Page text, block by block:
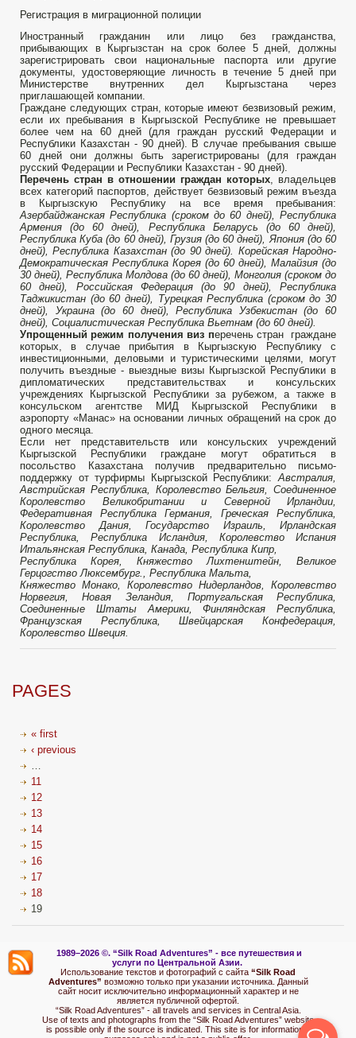
Регистрация в миграционной полиции
Иностранный гражданин или лицо без гражданства,
прибывающих в Кыргызстан на срок более 5 дней, должны
зарегистрировать свои национальные паспорта или другие
документы, удостоверяющие личность в течение 5 дней при
Министерстве внутренних дел Кыргызстана через
приглашающей компании.
Граждане следующих стран, которые имеют безвизовый режим,
если их пребывания в Кыргызской Республике не превышает
более чем на 60 дней (для граждан русский Федерации и
Республики Казахстан - 90 дней). В случае пребывания свыше
60 дней они должны быть зарегистрированы (для граждан
русский Федерации и Республики Казахстан - 90 дней).
Перечень стран в отношении граждан которых , владельцев
всех категорий паспортов, действует безвизовый режим въезда
в Кыргызскую Республику на все время пребывания:
Азербайджанская Республика (сроком до 60 дней), Республика
Армения (до 60 дней), Республика Беларусь (до 60 дней),
Республика Куба (до 60 дней), Грузия (до 60 дней), Япония (до 60
дней), Республика Казахстан (до 90 дней). Корейская Народно-
Демократическая Республика Корея (до 60 дней), Малайзия (до
30 дней), Республика Молдова (до 60 дней), Монголия (сроком до
60 дней), Российская Федерация (до 90 дней), Республика
Таджикистан (до 60 дней), Турецкая Республика (сроком до 30
дней), Украина (до 60 дней), Республика Узбекистан (до 60
дней), Социалистическая Республика Вьетнам (до 60 дней).
Упрощенный режим получения виз перечень стран граждане
которых, в случае прибытия в Кыргызскую Республику с
инвестиционными, деловыми и туристическими целями, могут
получить въездные - выездные визы Кыргызской Республики в
дипломатических представительствах и консульских
учреждениях Кыргызской Республики за рубежом, а также в
консульском агентстве МИД Кыргызской Республики в
аэропорту «Манас» на основании личных обращений на срок до
одного месяца.
Если нет представительств или консульских учреждений
Кыргызской Республики граждане могут обратиться в
посольство Казахстана получив предварительно письмо-
поддержку от турфирмы Кыргызской Республики: Австралия,
Австрийская Республика, Королевство Бельгия, Соединенное
Королевство Великобритании и Северной Ирландии,
Федеративная Республика Германия, Греческая Республика,
Королевство Дания, Государство Израиль, Ирландская
Республика, Республика Исландия, Королевство Испания
Итальянская Республика, Канада, Республика Кипр,
Республика Корея, Княжество Лихтенштейн, Великое
Герцогство Люксембург., Республика Мальта,
Княжество Монако, Королевство Нидерландов, Королевство
Норвегия, Новая Зеландия, Португальская Республика,
Соединенные Штаты Америки, Финляндская Республика,
Французская Республика, Швейцарская Конфедерация,
Королевство Швеция.
PAGES
« first
‹ previous
11
12
13
14
15
16
17
18
19
1989–2026 ©. “Silk Road Adventures” - все путешествия и
услуги по Центральной Азии.
Использование текстов и фотографий с сайта “Silk Road
Adventures” возможно только при указании источника. Данный
сайт носит исключительно информационный характер и не
является публичной офертой.
“Silk Road Adventures” - all travels and services in Central Asia.
Use of texts and photographs from the “Silk Road Adventures” website
is possible only if the source is indicated. This site is for informational